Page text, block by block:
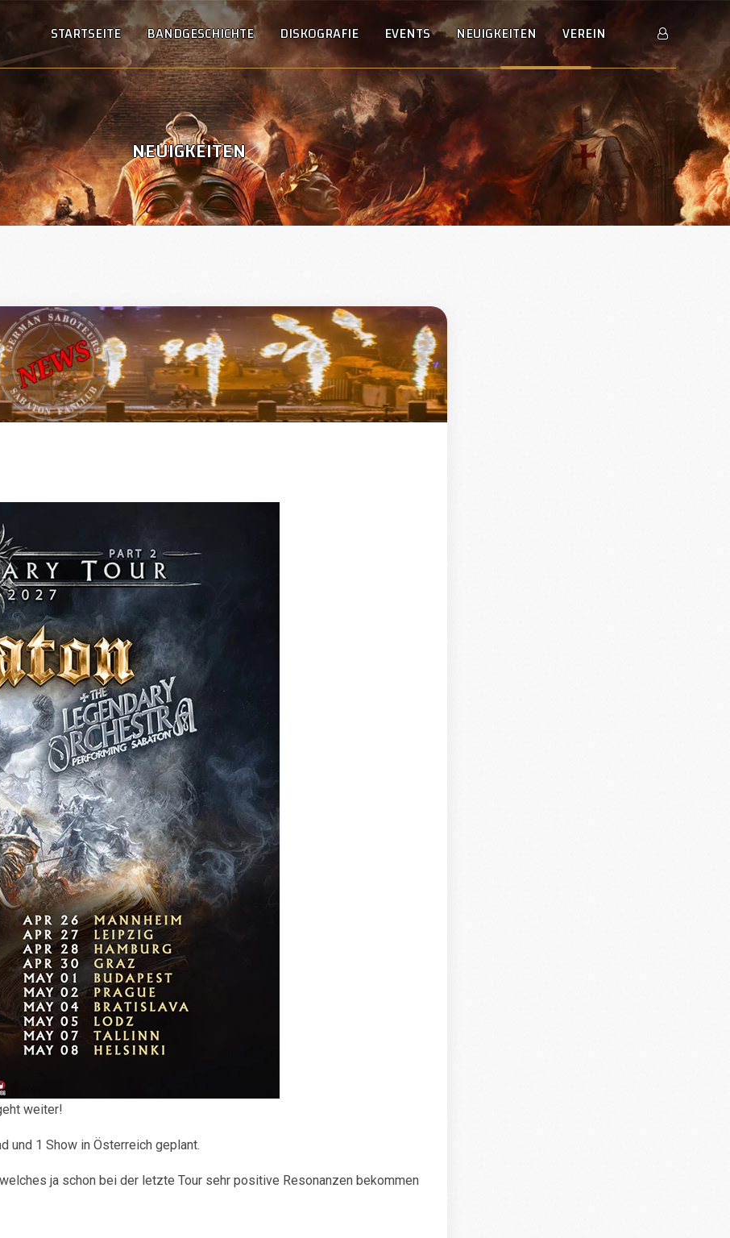
STARTSEITE BANDGESCHICHTE DISKOGRAFIE EVENTS NEUIGKEITEN VEREIN
NEUIGKEITEN
weiter!
und 1 Show in Österreich geplant.
ja schon bei der letzte Tour sehr positive Resonanzen bekommen